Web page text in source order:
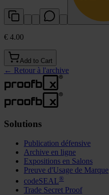
€ 4.00
Add to Cart
← Retour à l'archive
Solutions
Publication défensive
Archive en ligne
Expositions en Salons
Preuve d'Usage de Marque
codeSEAL®
Trade Secret Proof